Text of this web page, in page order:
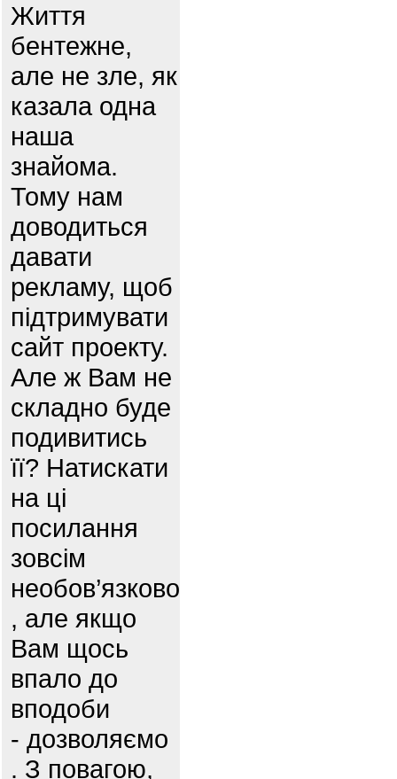
Життя
бентежне,
але не зле, як
казала одна
наша
знайома.
Тому нам
доводиться
давати
рекламу, щоб
підтримувати
сайт проекту.
Але ж Вам не
складно буде
подивитись
її? Натискати
на ці
посилання
зовсім
необов’язково
, але якщо
Вам щось
впало до
вподоби
- дозволяємо
. З повагою,